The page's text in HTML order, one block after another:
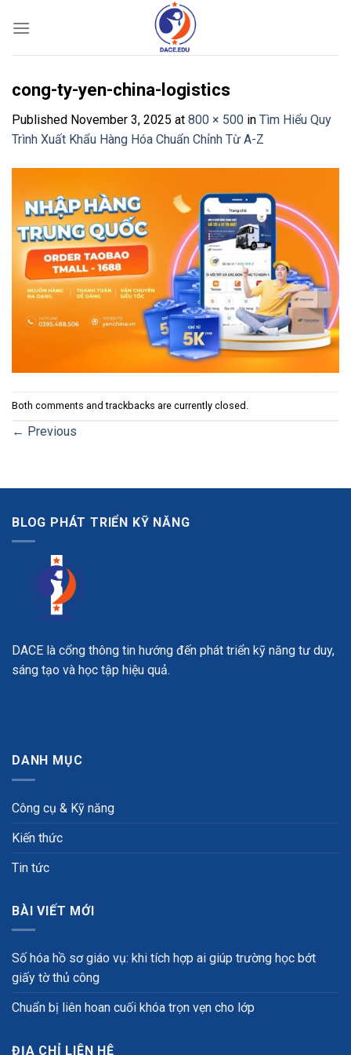
cong-ty-yen-china-logistics
Published November 3, 2025 at 800 × 500 in Tìm Hiểu Quy
Trình Xuất Khẩu Hàng Hóa Chuẩn Chỉnh Từ A-Z
Both comments and trackbacks are currently closed.
← Previous
BLOG PHÁT TRIỂN KỸ NĂNG
DACE là cổng thông tin hướng đến phát triển kỹ năng tư duy,
sáng tạo và học tập hiệu quả.
DANH MỤC
Công cụ & Kỹ năng
Kiến thức
Tin tức
BÀI VIẾT MỚI
Số hóa hồ sơ giáo vụ: khi tích hợp ai giúp trường học bớt
giấy tờ thủ công
Chuẩn bị liên hoan cuối khóa trọn vẹn cho lớp
ĐỊA CHỈ LIÊN HỆ